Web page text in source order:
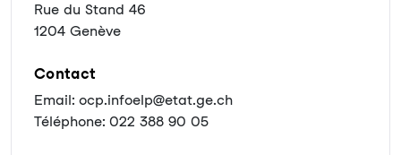
Rue du Stand 46
1204 Genève
Contact
Email: ocp.infoelp@etat.ge.ch
Téléphone: 022 388 90 05